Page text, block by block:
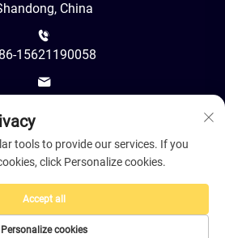
China
15621190058
LeShine Hair Products Co.,
Filial - Integritetspolicy
tools to provide our services. If you
click Personalize cookies.
Personalize cookies
Accept all